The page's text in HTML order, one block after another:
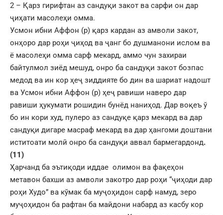
2 – Қарз гирифтан аз сандуқи закот ва сарфи он дар
ҷиҳати масолеҳи омма.
Усмон ибни Аффон (р) қарз кардан аз амволи закот,
онҳоро дар роҳи ҷиҳод ва ҷанг бо душманони ислом ва
ё масолеҳи омма сарф мекард, аммо чун захираи
байтулмол зиёд мешуд, онро ба сандуқи закот бозпас
медод ва ин кор ҳеҷ зиддияте бо дин ва шариат надошт
ва Усмон ибни Аффон (р) ҳеҷ равиши наверо дар
равиши ҳукумати рошидин бунёд наниҳод. Дар воқеъ ў
бо ин кори худ, пулеро аз сандуқе қарз мекард ва дар
сандуқи дигаре масраф мекард ва дар ҳангоми доштани
иститоати молӣ онро ба сандуқи аввал бармегардонд.
(11)
Ҳарчанд ба эътиқоди иддае олимон ва фақеҳон
метавон бахши аз амволи закотро дар роҳи “ҷиҳоди дар
роҳи Худо” ва кўмак ба муҷоҳидон сарф намуд, зеро
муҷоҳидон ба рафтан ба майдони набард аз касбу кор